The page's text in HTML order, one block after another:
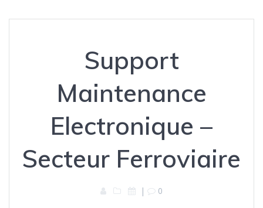
Support
Maintenance
Electronique –
Secteur Ferroviaire
| 0